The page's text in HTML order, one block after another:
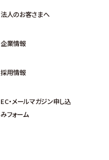
法人のお客さまへ
企業情報
採用情報
EC・メールマガジン申し込
みフォーム